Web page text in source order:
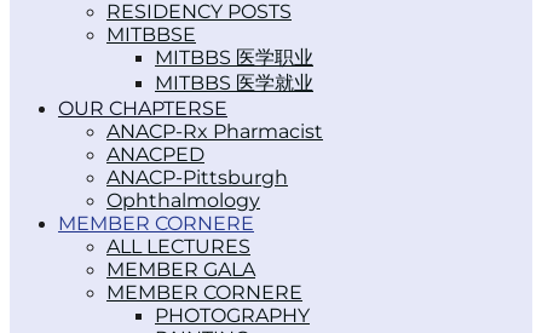
RESIDENCY POSTS
MITBBS
MITBBS 医学职业
MITBBS 医学就业
OUR CHAPTERS
ANACP-Rx Pharmacist
ANACPED
ANACP-Pittsburgh
Ophthalmology
MEMBER CORNER
ALL LECTURES
MEMBER GALA
MEMBER CORNER
PHOTOGRAPHY